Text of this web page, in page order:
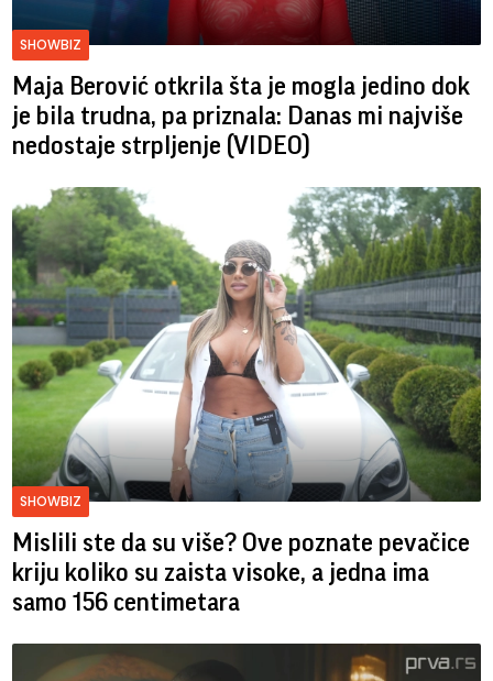
SHOWBIZ
Maja Berović otkrila šta je mogla jedino dok
je bila trudna, pa priznala: Danas mi najviše
nedostaje strpljenje (VIDEO)
SHOWBIZ
Mislili ste da su više? Ove poznate pevačice
kriju koliko su zaista visoke, a jedna ima
samo 156 centimetara